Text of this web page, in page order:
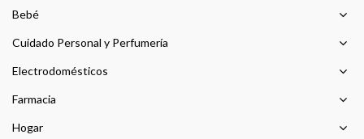
Bebé
Cuidado Personal y Perfumería
Electrodomésticos
Farmacia
Hogar